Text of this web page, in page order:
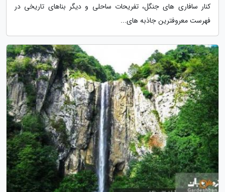
کنار سافاری های جنگل، تفریحات ساحلی و دیگر بناهای تاریخی در
فهرست معروفترین جاذبه های...